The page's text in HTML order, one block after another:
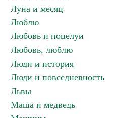
Луна и месяц
Люблю
Любовь и поцелуи
Любовь, люблю
Люди и история
Люди и повседневность
Львы
Маша и медведь